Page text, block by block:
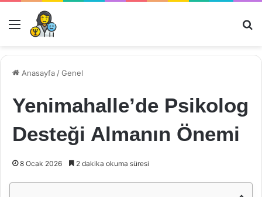
Menü
Anasayfa /Genel
Yenimahalle’de Psikolog
Desteği Almanın Önemi
8 Ocak 2026 2 dakika okuma süresi